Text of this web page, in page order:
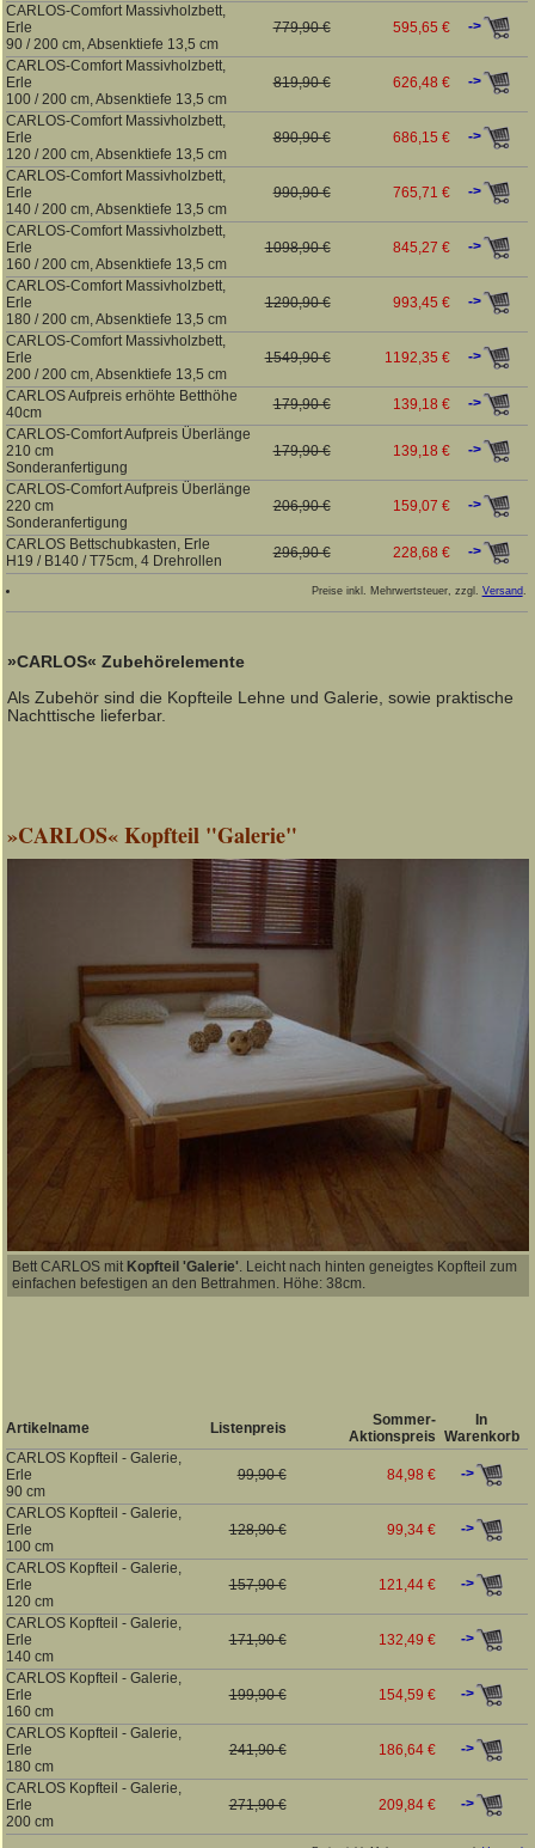
CARLOS-Comfort Massivholzbett,
Erle
90 / 200 cm, Absenktiefe 13,5 cm
779,90 € 595,65 € ->
CARLOS-Comfort Massivholzbett,
Erle
100 / 200 cm, Absenktiefe 13,5 cm
819,90 € 626,48 € ->
CARLOS-Comfort Massivholzbett,
Erle
120 / 200 cm, Absenktiefe 13,5 cm
890,90 € 686,15 € ->
CARLOS-Comfort Massivholzbett,
Erle
140 / 200 cm, Absenktiefe 13,5 cm
990,90 € 765,71 € ->
CARLOS-Comfort Massivholzbett,
Erle
160 / 200 cm, Absenktiefe 13,5 cm
1098,90 € 845,27 € ->
CARLOS-Comfort Massivholzbett,
Erle
180 / 200 cm, Absenktiefe 13,5 cm
1290,90 € 993,45 € ->
CARLOS-Comfort Massivholzbett,
Erle
200 / 200 cm, Absenktiefe 13,5 cm
1549,90 € 1192,35 € ->
CARLOS Aufpreis erhöhte Betthöhe
40cm
179,90 € 139,18 €
->
CARLOS-Comfort Aufpreis Überlänge
210 cm
Sonderanfertigung
179,90 € 139,18 € ->
CARLOS-Comfort Aufpreis Überlänge
220 cm
Sonderanfertigung
206,90 € 159,07 € ->
CARLOS Bettschubkasten, Erle
H19 / B140 / T75cm, 4 Drehrollen
296,90 € 228,68 € ->
Preise inkl. Mehrwertsteuer, zzgl. Versand.
»CARLOS« Zubehörelemente
Als Zubehör sind die Kopfteile Lehne und Galerie, sowie praktische
Nachttische lieferbar.
»CARLOS« Kopfteil "Galerie"
Bett CARLOS mit Kopfteil 'Galerie'. Leicht nach hinten geneigtes Kopfteil zum
einfachen befestigen an den Bettrahmen. Höhe: 38cm.
Artikelname Listenpreis
Sommer-
Aktionspreis
In
Warenkorb
CARLOS Kopfteil - Galerie,
Erle
90 cm
99,90 € 84,98 € ->
CARLOS Kopfteil - Galerie,
Erle
100 cm
128,90 € 99,34 € ->
CARLOS Kopfteil - Galerie,
Erle
120 cm
157,90 € 121,44 € ->
CARLOS Kopfteil - Galerie,
Erle
140 cm
171,90 € 132,49 € ->
CARLOS Kopfteil - Galerie,
Erle
160 cm
199,90 € 154,59 € ->
CARLOS Kopfteil - Galerie,
Erle
180 cm
241,90 € 186,64 € ->
CARLOS Kopfteil - Galerie,
Erle
200 cm
271,90 € 209,84 € ->